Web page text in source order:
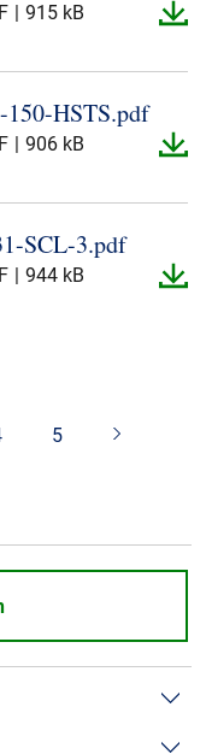
915 kB
​150-​HSTS.​pdf
906 kB
​SCL-​3.​pdf
944 kB
5